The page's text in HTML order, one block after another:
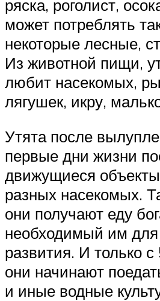
ряска, роголист,
может потреблять
некоторые лесные,
Из животной пищи,
любит насекомых,
лягушек, икру,
Утята после
первые дни жизни
движущиеся
разных насекомых.
они получают еду
необходимый им для
развития. И только
они начинают
и иные водные